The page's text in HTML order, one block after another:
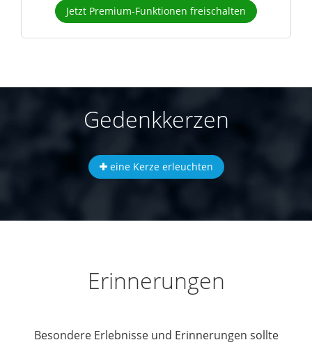
Jetzt Premium-Funktionen freischalten
Gedenkkerzen
eine Kerze erleuchten
Erinnerungen
Besondere Erlebnisse und Erinnerungen sollte